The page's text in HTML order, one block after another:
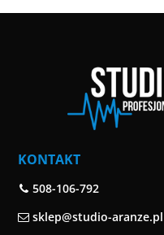
KONTAKT
508-106-792
sklep@studio-aranze.pl